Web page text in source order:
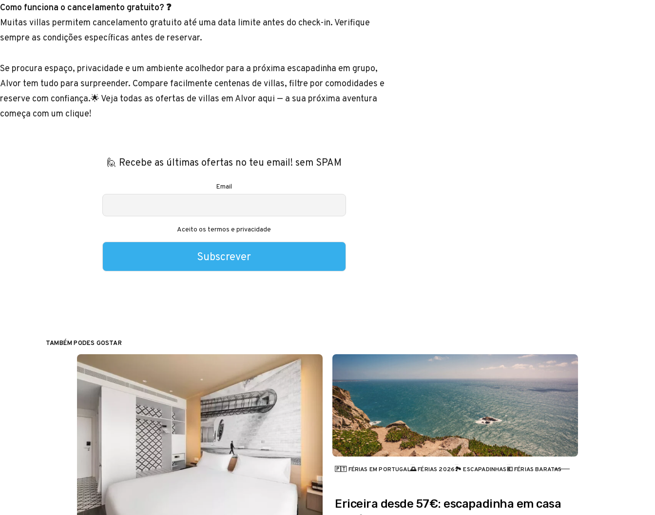
Como funciona o cancelamento gratuito? ❓
Muitas villas permitem cancelamento gratuito até uma data limite antes do check-in. Verifique
sempre as condições específicas antes de reservar.
Se procura espaço, privacidade e um ambiente acolhedor para a próxima escapadinha em grupo,
Alvor tem tudo para surpreender. Compare facilmente centenas de villas, filtre por comodidades e
reserve com confiança.🌟Veja todas as ofertas de villas em Alvor aqui — a sua próxima aventura
começa com um clique!
🙋 Recebe as últimas ofertas no teu email! sem SPAM
Email
Aceito os termos e privacidade
TAMBÉM PODES GOSTAR
CATEGORIA
🇵🇹 FÉRIAS EM PORTUGAL🌅 FÉRIAS 2026🏞️ ESCAPADINHAS💶 FÉRIAS BARATAS
Ericeira desde 57€: escapadinha em casa